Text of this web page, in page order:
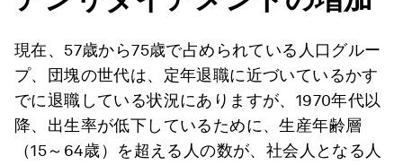
現在、57歳から75歳で占められている人口グルー
プ、団塊の世代は、定年退職に近づいているかす
でに退職している状況にありますが、1970年代以
降、出生率が低下しているために、生産年齢層
（15～64歳）を超える人の数が、社会人となる人